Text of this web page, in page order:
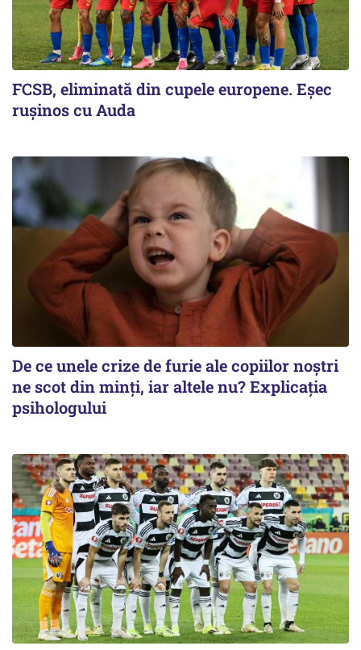
FCSB, eliminată din cupele europene. Eşec
ruşinos cu Auda
De ce unele crize de furie ale copiilor noștri
ne scot din minți, iar altele nu? Explicația
psihologului